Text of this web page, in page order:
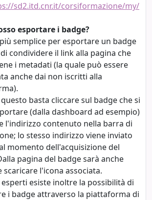
sd2.itd.cnr.it/corsiformazione/my/
esportare i badge?
semplice per esportare un badge
condividere il link alla pagina che
i metadati (la quale può essere
anche dai non iscritti alla
.
basta cliccare sul badge che si
(dalla dashboard ad esempio)
l'indirizzo contenuto nella barra di
lo stesso indirizzo viene inviato
momento dell'acquisizione del
pagina del badge sarà anche
scaricare l'icona associata.
esperti esiste inoltre la possibilità di
i badge attraverso la piattaforma di